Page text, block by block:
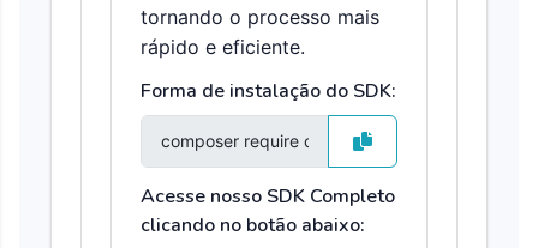
tornando o processo mais
rápido e eficiente.
Forma de instalação do SDK:
Acesse nosso SDK Completo
clicando no botão abaixo: